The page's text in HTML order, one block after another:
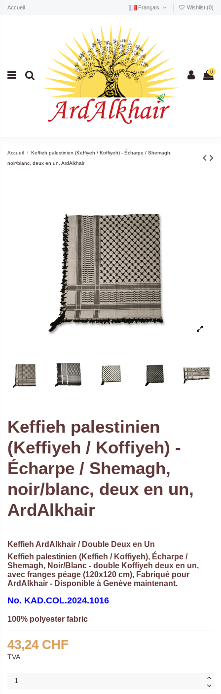
Accueil Français Wishlist (0)
0
Accueil
Keffieh palestinien (Keffiyeh / Koffiyeh) - Écharpe / Shemagh,
noir/blanc, deux en un, ArdAlkhair
Keffieh palestinien
(Keffiyeh / Koffiyeh) -
Écharpe / Shemagh,
noir/blanc, deux en un,
ArdAlkhair
Keffieh ArdAlkhair / Double Deux en Un
Keffieh palestinien (Keffieh / Koffiyeh), Écharpe /
Shemagh, Noir/Blanc - double Koffiyeh deux en un,
avec franges péage (120x120 cm), Fabriqué pour
ArdAlkhair - Disponible à Genève maintenant.
No. KAD.COL.2024.1016
100% polyester fabric
43,24 CHF
TVA